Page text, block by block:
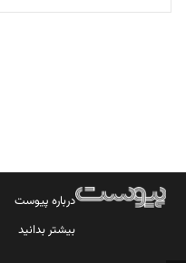
تحریریه
درباره پیوست
بیشتر بدانید